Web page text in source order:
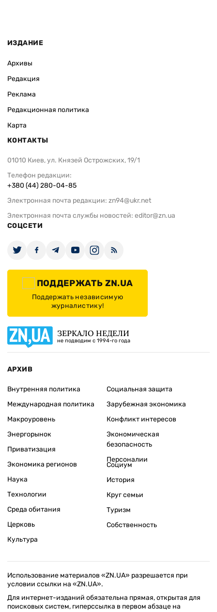
ИЗДАНИЕ
Архивы
Редакция
Реклама
Редакционная политика
Карта
КОНТАКТЫ
01010 Киев, ул. Князей Острожских, 19/1
Телефон редакции:
+380 (44) 280-04-85
Электронная почта редакции: zn94@ukr.net
Электронная почта службы новостей: editor@zn.ua
СОЦСЕТИ
ПОДДЕРЖАТЬ ZN.UA
Поддержать независимую
журналистику!
ЗЕРКАЛО НЕДЕЛИ
не подводим с 1994-го года
АРХИВ
Внутренняя политика
Международная политика
Макроуровень
Энергорынок
Приватизация
Экономика регионов
Социальная защита
Зарубежная экономика
Конфликт интересов
Экономическая
безопасность
Персоналии
Наука
Технологии
Среда обитания
Церковь
Культура
Социум
История
Круг семьи
Туризм
Собственность
Использование материалов «ZN.UA» разрешается при
условии ссылки на «ZN.UA».
Для интернет-изданий обязательна прямая, открытая для
поисковых систем, гиперссылка в первом абзаце на